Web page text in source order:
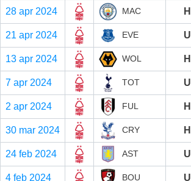
28 apr 2024 MAC H
21 apr 2024 EVE U
13 apr 2024 WOL H
7 apr 2024 TOT U
2 apr 2024 FUL H
30 mar 2024 CRY H
24 feb 2024 AST U
4 feb 2024 BOU U